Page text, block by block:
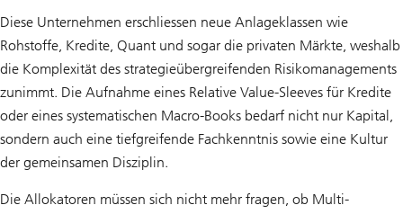
Diese Unternehmen erschliessen neue Anlageklassen wie
Rohstoffe, Kredite, Quant und sogar die privaten Märkte, weshalb
die Komplexität des strategieübergreifenden Risikomanagements
zunimmt. Die Aufnahme eines Relative Value-Sleeves für Kredite
oder eines systematischen Macro-Books bedarf nicht nur Kapital,
sondern auch eine tiefgreifende Fachkenntnis sowie eine Kultur
der gemeinsamen Disziplin.
Die Allokatoren müssen sich nicht mehr fragen, ob Multi-